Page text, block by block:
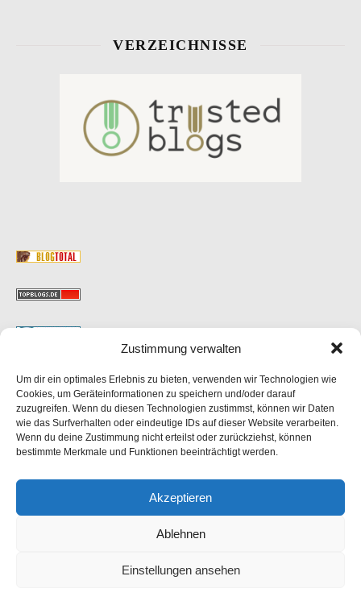
Zustimmung verwalten
Um dir ein optimales Erlebnis zu bieten, verwenden wir Technologien wie
Cookies, um Geräteinformationen zu speichern und/oder darauf
zuzugreifen. Wenn du diesen Technologien zustimmst, können wir Daten
wie das Surfverhalten oder eindeutige IDs auf dieser Website verarbeiten.
Wenn du deine Zustimmung nicht erteilst oder zurückziehst, können
bestimmte Merkmale und Funktionen beeinträchtigt werden.
Akzeptieren
Ablehnen
Einstellungen ansehen
VERZEICHNISSE
MAIL